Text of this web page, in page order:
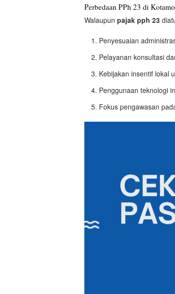
Perbedaan PPh 23 di
Walaupun pajak pph 23
Penyesuaian
Pelayanan konsultasi
Kebijakan insentif lokal
Penggunaan teknologi
Fokus pengawasan